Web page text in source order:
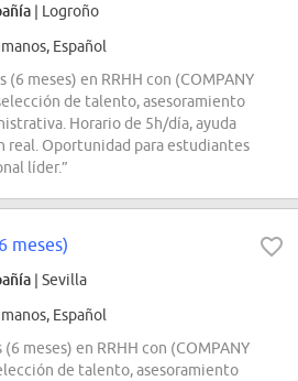
| Logroño
Español
(6 meses) en RRHH con (COMPANY
de talento, asesoramiento
Horario de 5h/día, ayuda
real. Oportunidad para estudiantes
líder.”
meses)
| Sevilla
Español
meses) en RRHH con (COMPANY
de talento, asesoramiento